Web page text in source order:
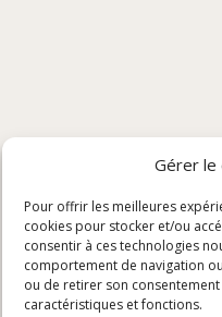
Gérer le
Pour offrir les meilleures
cookies pour stocker et/ou
consentir à ces technologies
comportement de navigation
ou de retirer son
caractéristiques et fonctions.